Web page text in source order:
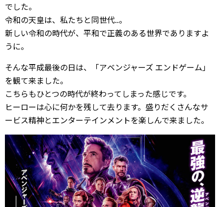
でした。
令和の天皇は、私たちと同世代..。
新しい令和の時代が、平和で正義のある世界でありますよ
うに。
そんな平成最後の日は、「アベンジャーズ エンドゲーム」
を観て来ました。
こちらもひとつの時代が終わってしまった感じです。
ヒーローは心に何かを残して去ります。盛りだくさんなサ
ービス精神とエンターテインメントを楽しんで来ました。